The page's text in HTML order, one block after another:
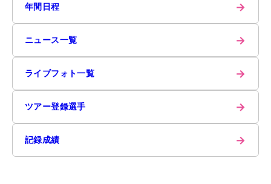
年間日程 →
ニュース一覧 →
ライブフォト一覧 →
ツアー登録選手 →
記録成績 →